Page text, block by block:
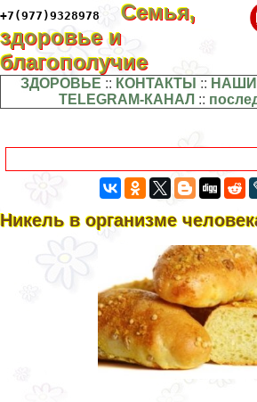
+7(977)9328978
Семья,
здоровье и
благополучие
ЗДОРОВЬЕ :: КОНТАКТЫ ::
TELEGRAM-КАНАЛ ::
Никель в организме